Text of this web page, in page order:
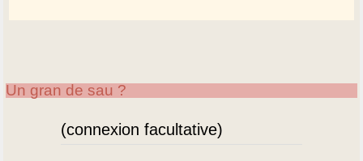
Un gran de sau ?
(connexion facultative)